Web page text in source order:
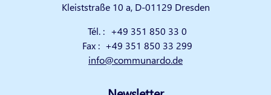
Kleiststraße 10 a, D-01129 Dresden
Tél. : +49 351 850 33 0
Fax : +49 351 850 33 299
info@communardo.de